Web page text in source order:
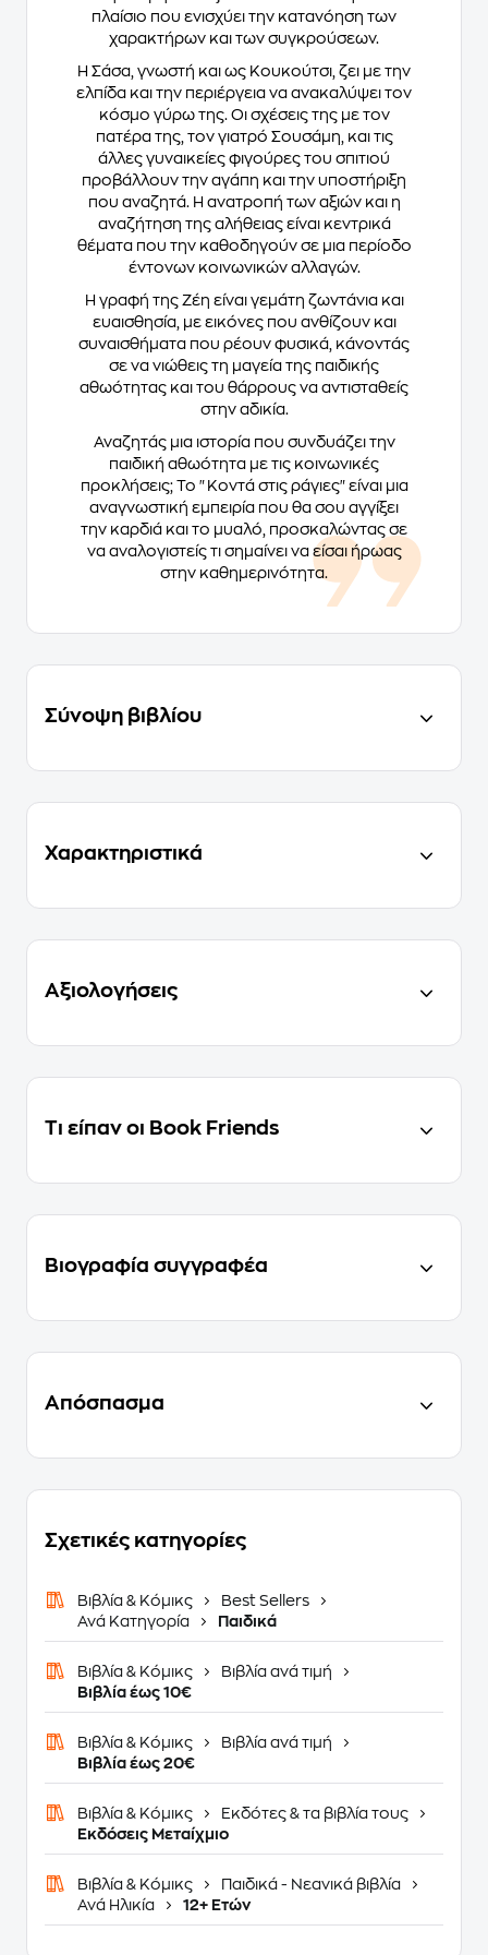
πλαίσιο που ενισχύει την κατανόηση των
χαρακτήρων και των συγκρούσεων.
Η Σάσα, γνωστή και ως Κουκούτσι, ζει με την
ελπίδα και την περιέργεια να ανακαλύψει τον
κόσμο γύρω της. Οι σχέσεις της με τον
πατέρα της, τον γιατρό Σουσάμη, και τις
άλλες γυναικείες φιγούρες του σπιτιού
προβάλλουν την αγάπη και την υποστήριξη
που αναζητά. Η ανατροπή των αξιών και η
αναζήτηση της αλήθειας είναι κεντρικά
θέματα που την καθοδηγούν σε μια περίοδο
έντονων κοινωνικών αλλαγών.
Η γραφή της Ζέη είναι γεμάτη ζωντάνια και
ευαισθησία, με εικόνες που ανθίζουν και
συναισθήματα που ρέουν φυσικά, κάνοντάς
σε να νιώθεις τη μαγεία της παιδικής
αθωότητας και του θάρρους να αντισταθείς
στην αδικία.
Αναζητάς μια ιστορία που συνδυάζει την
παιδική αθωότητα με τις κοινωνικές
προκλήσεις; Το "Κοντά στις ράγιες" είναι μια
αναγνωστική εμπειρία που θα σου αγγίξει
την καρδιά και το μυαλό, προσκαλώντας σε
να αναλογιστείς τι σημαίνει να είσαι ήρωας
στην καθημερινότητα.
Σύνοψη βιβλίου
Χαρακτηριστικά
Αξιολογήσεις
Τι είπαν οι Book Friends
Βιογραφία συγγραφέα
Απόσπασμα
Σχετικές κατηγορίες
Βιβλία & Κόμικς
Best Sellers
Ανά Κατηγορία
Παιδικά
Βιβλία & Κόμικς
Βιβλία ανά τιμή
Βιβλία έως 10€
Βιβλία & Κόμικς
Βιβλία ανά τιμή
Βιβλία έως 20€
Βιβλία & Κόμικς
Εκδότες & τα βιβλία τους
Εκδόσεις Μεταίχμιο
Βιβλία & Κόμικς
Παιδικά - Νεανικά βιβλία
Ανά Ηλικία
12+ Ετών